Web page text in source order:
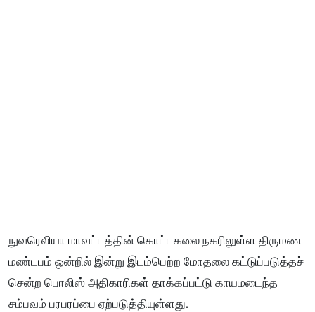
நுவரெலியா மாவட்டத்தின் கொட்டகலை நகரிலுள்ள திருமண
மண்டபம் ஒன்றில் இன்று இடம்பெற்ற மோதலை கட்டுப்படுத்தச்
சென்ற பொலிஸ் அதிகாரிகள் தாக்கப்பட்டு காயமடைந்த
சம்பவம் பரபரப்பை ஏற்படுத்தியுள்ளது.